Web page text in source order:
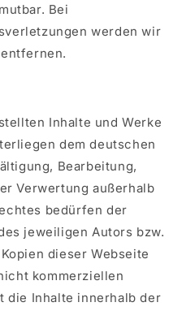
Bei
werden wir
Inhalte und Werke
dem deutschen
Bearbeitung,
Verwertung außerhalb
bedürfen der
jeweiligen Autors bzw.
dieser Webseite
kommerziellen
die Inhalte innerhalb der